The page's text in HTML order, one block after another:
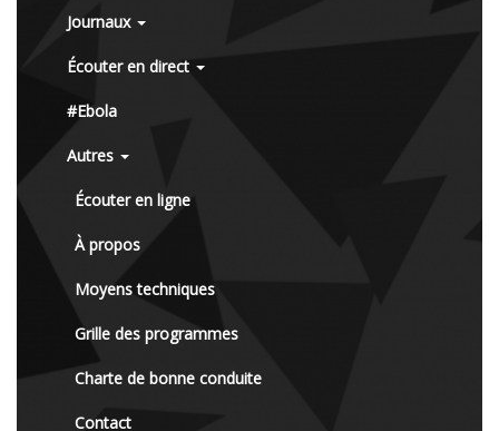
Journaux
Écouter en direct
#Ebola
Autres
Écouter en ligne
À propos
Moyens techniques
Grille des programmes
Charte de bonne conduite
Contact